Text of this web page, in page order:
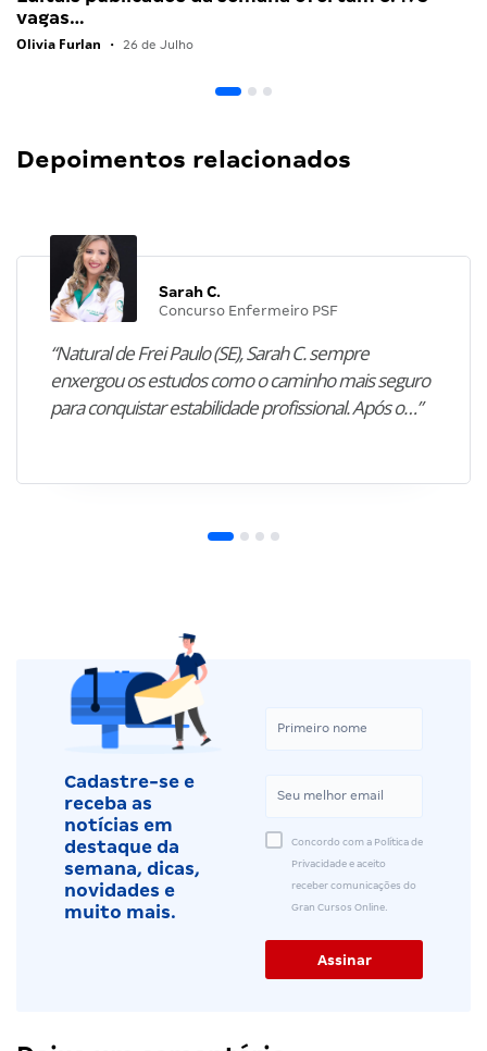
vagas…
Olivia Furlan • 26 de Julho
Depoimentos relacionados
Sarah C.
Concurso Enfermeiro PSF
“Natural de Frei Paulo (SE), Sarah C. sempre
enxergou os estudos como o caminho mais seguro
para conquistar estabilidade profissional. Após o…”
Cadastre-se e
receba as
notícias em
destaque da
semana, dicas,
novidades e
muito mais.
Concordo com a Política de
Privacidade e aceito
receber comunicações do
Gran Cursos Online.